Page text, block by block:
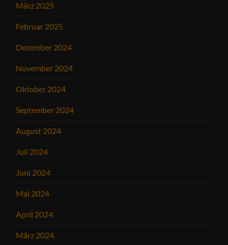
März 2025
Februar 2025
Dezember 2024
November 2024
Oktober 2024
September 2024
August 2024
Juli 2024
Juni 2024
Mai 2024
April 2024
März 2024